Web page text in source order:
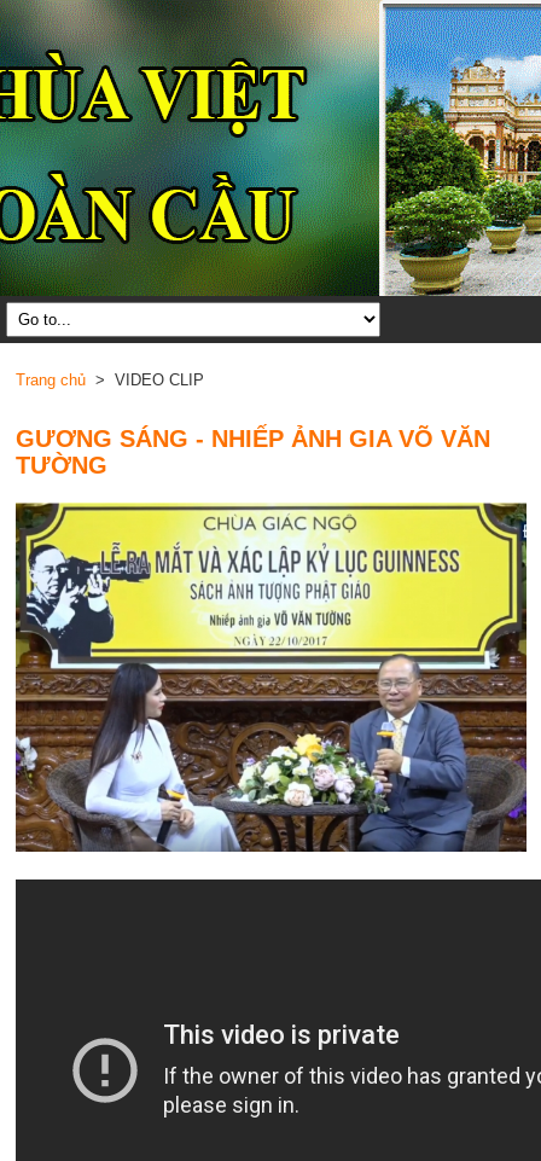
Trang chủ> VIDEO CLIP
GƯƠNG SÁNG - NHIẾP ẢNH GIA VÕ VĂN
TƯỜNG